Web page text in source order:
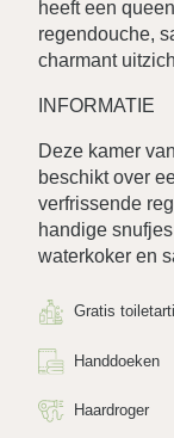
heeft een
regendouche,
charmant
INFORMATIE
Deze kamer
beschikt over
verfrissende
handige
waterkoker en
Gratis
Handdoeken
Haardroger